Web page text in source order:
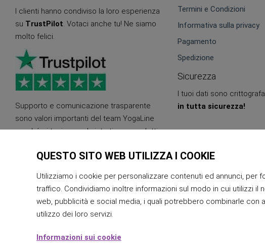
I clienti hanno condiviso la loro esperienza
su TrustPilot. Votaci anche tu! Ne siamo
molto felici.
Supporto e comunicazione trasparente
sono valori importanti del team YogaLine
perché ci teniamo ad aiutarti con prodotti
possiamo esserti utili?
Termini e Condizioni
Informativa sulla privacy
Pagamento
Spedizione
Sicurezza
I tuoi dati sono
in tutta sicurezza!
QUESTO SITO WEB UTILIZZA I COOKIE
Utilizziamo i cookie per personalizzare contenuti ed annunci, per
traffico. Condividiamo inoltre informazioni sul modo in cui utilizzi
web, pubblicità e social media, i quali potrebbero combinarle
utilizzo dei loro servizi.
Informazioni sui cookie